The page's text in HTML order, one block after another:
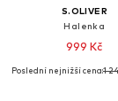
S.OLIVER
Halenka
999 Kč
Dostupné velikosti: XS, S,
Poslední nejnižší cena:1